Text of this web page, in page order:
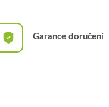
Garance doručení